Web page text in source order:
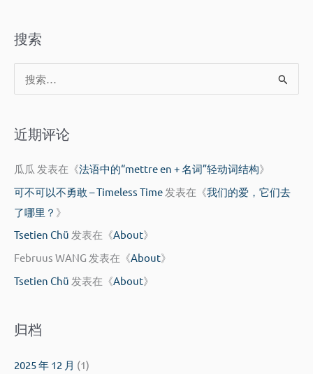
搜索
索
近期评论
瓜瓜 发表在《法语中的“mettre en + 名词”轻动词结构》
可不可以不勇敢 – Timeless Time 发表在《我们的爱，它们去
了哪里？ 》
Tsetien Chü 发表在《About》
Februus WANG 发表在《About》
Tsetien Chü 发表在《About》
归档
2025 年 12 月 (1)